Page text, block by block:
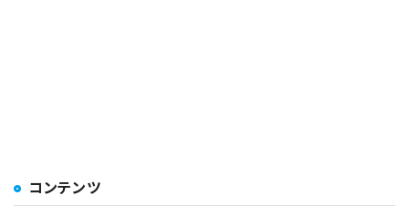
コンテンツ